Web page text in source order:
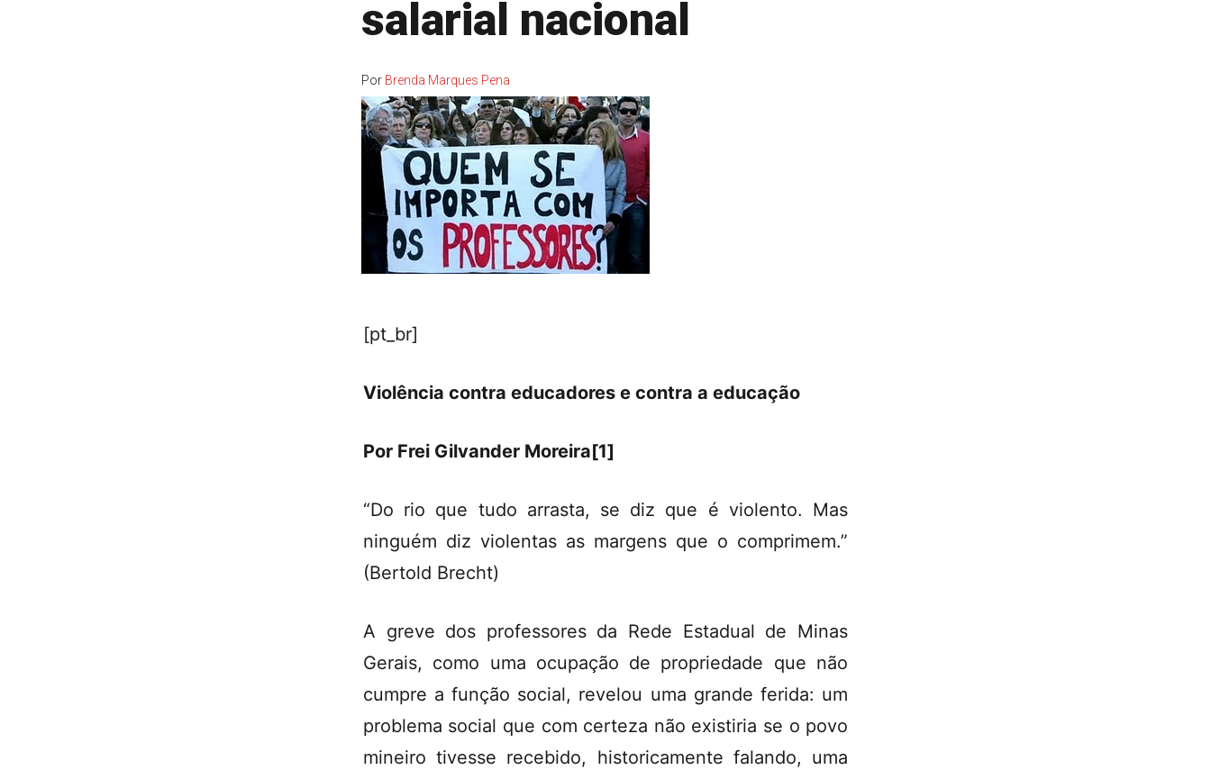
salarial nacional
Por Brenda Marques Pena
[pt_br]
Violência contra educadores e contra a educação
Por Frei Gilvander Moreira[1]
“Do rio que tudo arrasta, se diz que é violento. Mas
ninguém diz violentas as margens que o comprimem.”
(Bertold Brecht)
A greve dos professores da Rede Estadual de Minas
Gerais, como uma ocupação de propriedade que não
cumpre a função social, revelou uma grande ferida: um
problema social que com certeza não existiria se o povo
mineiro tivesse recebido, historicamente falando, uma